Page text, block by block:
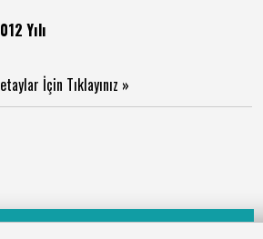
Yılı
İçin Tıklayınız »